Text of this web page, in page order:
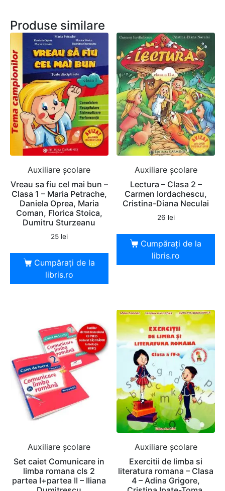
Produse similare
Auxiliare şcolare
Vreau sa fiu cel mai bun –
Clasa 1 – Maria Petrache,
Daniela Oprea, Maria
Coman, Florica Stoica,
Dumitru Sturzeanu
25 lei
Cumpărați de la
libris.ro
Auxiliare şcolare
Lectura – Clasa 2 –
Carmen Iordachescu,
Cristina-Diana Neculai
26 lei
Cumpărați de la
libris.ro
Auxiliare şcolare
Set caiet Comunicare in
limba romana cls 2
partea I+partea II – Iliana
Auxiliare şcolare
Exercitii de limba si
literatura romana – Clasa
4 – Adina Grigore,